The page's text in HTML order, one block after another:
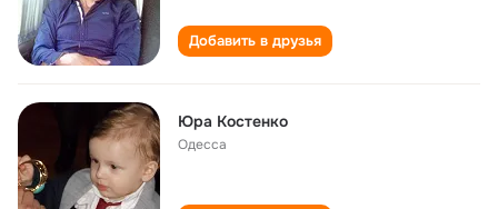
Добавить в друзья
Юра Костенко
Одесса